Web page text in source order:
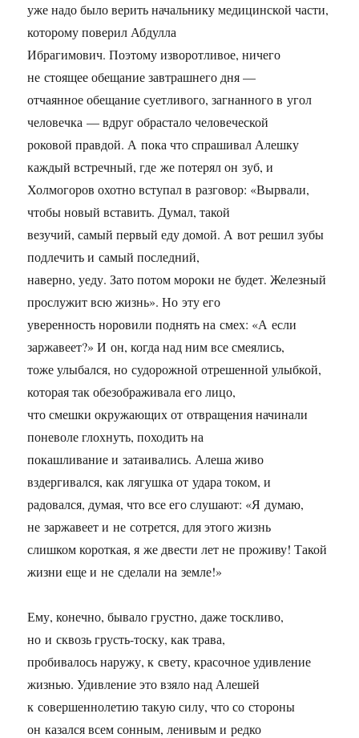
уже надо было верить начальнику медицинской части,
которому поверил Абдулла
Ибрагимович. Поэтому изворотливое, ничего
не стоящее обещание завтрашнего дня —
отчаянное обещание суетливого, загнанного в угол
человечка — вдруг обрастало человеческой
роковой правдой. А пока что спрашивал Алешку
каждый встречный, где же потерял он зуб, и
Холмогоров охотно вступал в разговор: «Вырвали,
чтобы новый вставить. Думал, такой
везучий, самый первый еду домой. А вот решил зубы
подлечить и самый последний,
наверно, уеду. Зато потом мороки не будет. Железный
прослужит всю жизнь». Но эту его
уверенность норовили поднять на смех: «А если
заржавеет?» И он, когда над ним все смеялись,
тоже улыбался, но судорожной отрешенной улыбкой,
которая так обезображивала его лицо,
что смешки окружающих от отвращения начинали
поневоле глохнуть, походить на
покашливание и затаивались. Алеша живо
вздергивался, как лягушка от удара током, и
радовался, думая, что все его слушают: «Я думаю,
не заржавеет и не сотрется, для этого жизнь
слишком короткая, я же двести лет не проживу! Такой
жизни еще и не сделали на земле!»
Ему, конечно, бывало грустно, даже тоскливо,
но и сквозь грусть-тоску, как трава,
пробивалось наружу, к свету, красочное удивление
жизнью. Удивление это взяло над Алешей
к совершеннолетию такую силу, что со стороны
он казался всем сонным, ленивым и редко